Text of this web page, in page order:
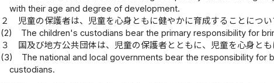
with their age and degree of development.
２
児童の保護者は、児童を心身ともに健やかに育成することについ
(2)
The children's custodians bear the primary responsibility for
３
国及び地方公共団体は、児童の保護者とともに、児童を心身とも
(3)
The national and local governments bear the responsibility for
custodians.